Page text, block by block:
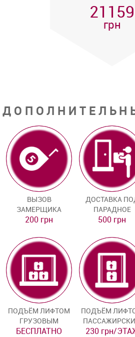
21159
грн
ВЫЗОВ
ЗАМЕРЩИКА
200 грн
ДОСТАВКА
ПАРАДНОЕ
500 грн
ПОДЪЁМ ЛИФТОМ
ГРУЗОВЫМ
БЕСПЛАТНО
ПОДЪЁМ
230 грн/